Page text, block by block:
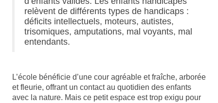
relèvent de différents types de handicaps :
déficits intellectuels, moteurs, autistes,
trisomiques, amputations, mal voyants, mal
entendants.
L’école bénéficie d’une cour agréable et fraîche, arborée
et fleurie, offrant un contact au quotidien des enfants
avec la nature. Mais ce petit espace est trop exigu pour